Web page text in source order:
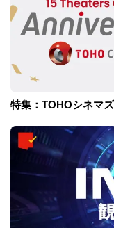
特集：TOHOシネマ